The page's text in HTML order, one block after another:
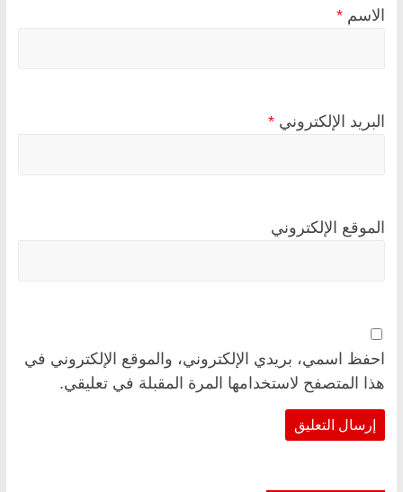
الاسم *
البريد الإلكتروني *
الموقع الإلكتروني
احفظ اسمي، بريدي الإلكتروني، والموقع الإلكتروني في
هذا المتصفح لاستخدامها المرة المقبلة في تعليقي.